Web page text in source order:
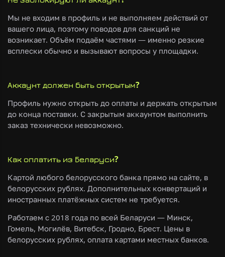
Мы не входим в профиль и не выполняем действий от
вашего лица, поэтому поводов для санкций не
возникает. Объём подаём частями — именно резкие
всплески обычно и вызывают вопросы у площадки.
Аккаунт должен быть открытым?
Профиль нужно открыть до оплаты и держать открытым
до конца поставки. С закрытым аккаунтом выполнить
заказ технически невозможно.
Как оплатить из Беларуси?
Картой любого белорусского банка прямо на сайте, в
белорусских рублях. Дополнительных конвертаций и
иностранных платёжных систем не требуется.
Работаем с 2018 года по всей Беларуси — Минск,
Гомель, Могилёв, Витебск, Гродно, Брест. Цены в
белорусских рублях, оплата картами местных банков.